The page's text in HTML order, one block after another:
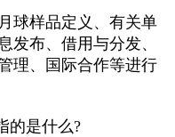
样品定义、有关单
发布、借用与分发、
理、国际合作等进行
是什么?